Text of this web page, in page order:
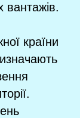
вантажів.
країни